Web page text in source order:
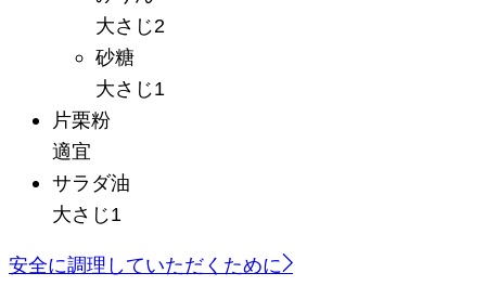
大さじ2
砂糖
大さじ1
片栗粉
適宜
サラダ油
大さじ1
安全に調理していただくために